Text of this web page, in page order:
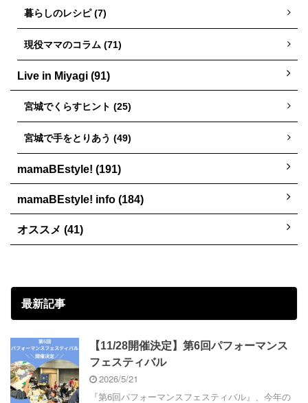
暮らしのレシピ (7)
現役ママのコラム (71)
Live in Miyagi (91)
宮城でくらすヒント (25)
宮城で手をとりあう (49)
mamaBEstyle! (191)
mamaBEstyle! info (184)
オススメ (41)
最新記事
【11/28開催決定】第6回パフォーマンス
フェスティバル
2026/5/21
『第6回パフォーマンスフェスティバル』、今年の